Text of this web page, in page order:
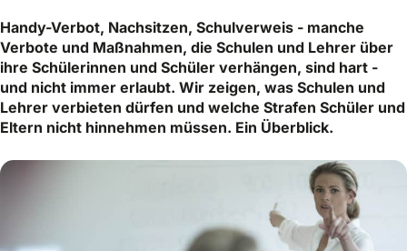
Handy-Verbot, Nachsitzen, Schulverweis - manche
Verbote und Maßnahmen, die Schulen und Lehrer über
ihre Schülerinnen und Schüler verhängen, sind hart -
und nicht immer erlaubt. Wir zeigen, was Schulen und
Lehrer verbieten dürfen und welche Strafen Schüler und
Eltern nicht hinnehmen müssen. Ein Überblick.